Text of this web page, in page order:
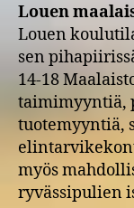
Louen
Louen
sen
14-18
taimimyyntiä,
tuotemyyntiä,
myös
ryvässipulien